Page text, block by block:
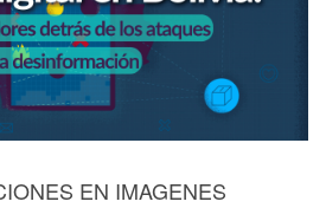
EN IMAGENES